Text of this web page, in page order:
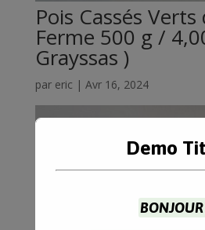
Pois Cassés Verts
Ferme 500 g /
Grayssas )
par eric | Avr 16, 2024
Demo
BONJOUR